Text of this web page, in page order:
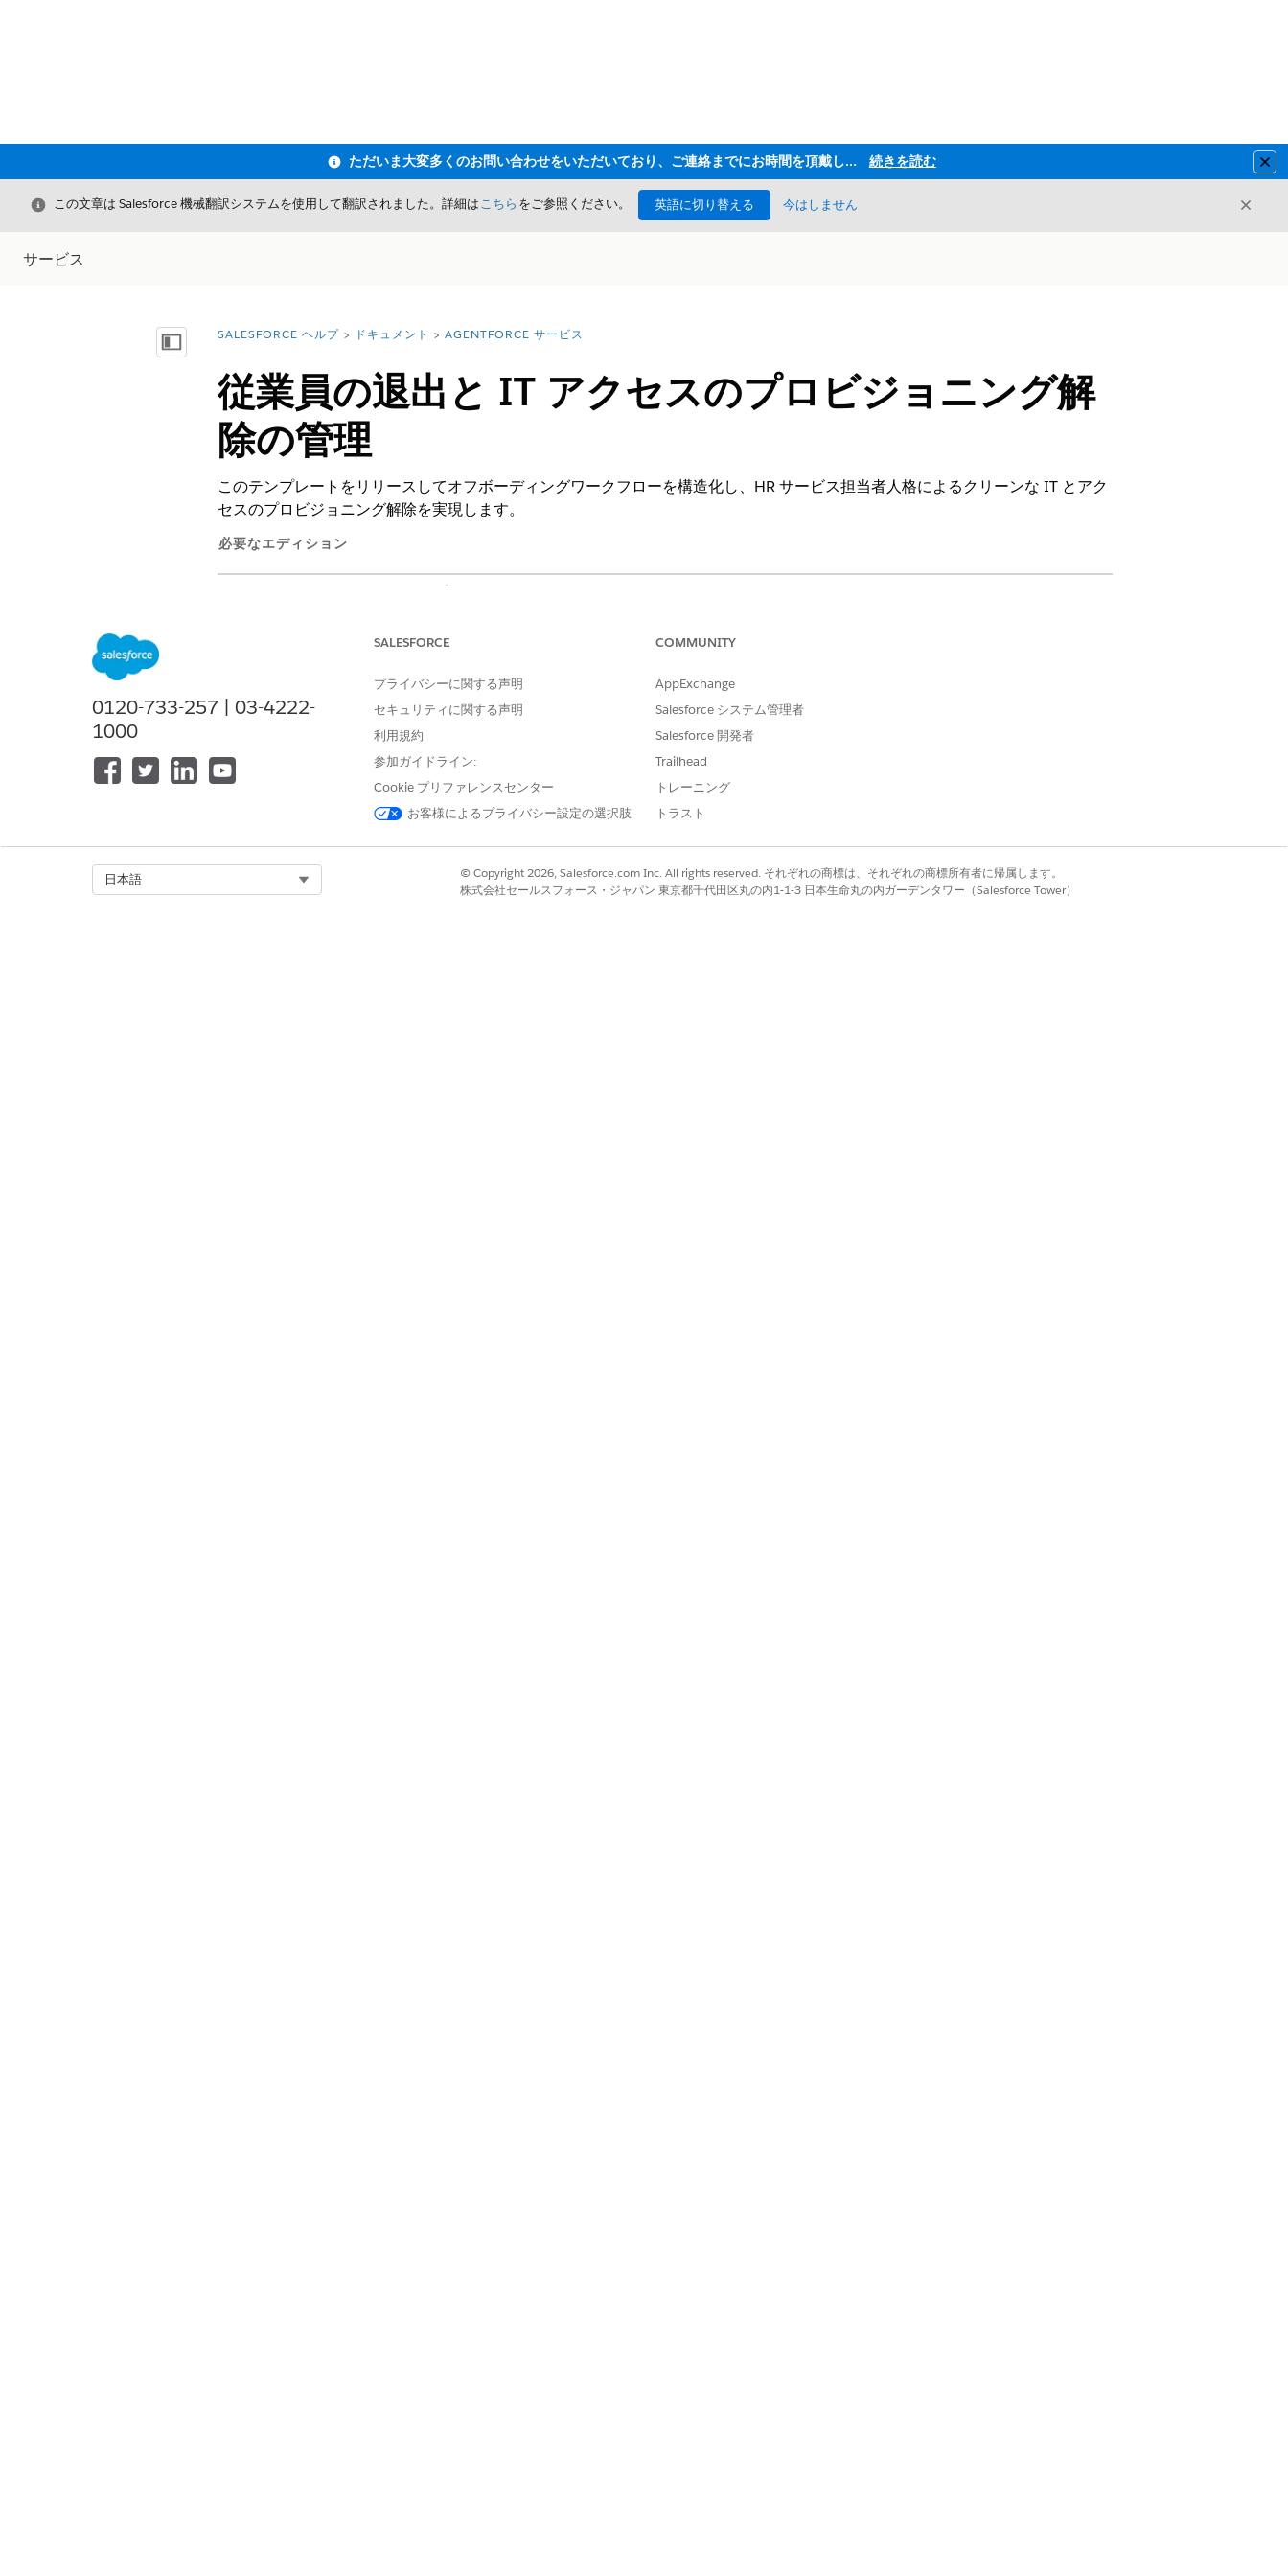
ただいま大変多くのお問い合わせをいただいており、ご連絡までにお時間を頂戴しております 続きを読む
閉じる
この文章は Salesforce 機械翻訳システムを使用して翻訳されました。詳細はこちら をご参照ください。 英語に切り替える 今はしません 閉じる
サービス
目次を表示詳細情報:
SALESFORCE ヘルプ ドキュメント AGENTFORCE サービス
従業員の退出と IT アクセスのプロビジョニング解
除の管理
このテンプレートをリリースしてオフボーディングワークフローを構造化し、HR サービス担当者人格によるクリーンな IT とアク
セスのプロビジョニング解除を実現します。
必要なエディション
サポートされているエディションを表示する
受入属性
このテンプレートの受入フォームでは、従業員から次の詳細を取得します。
従業員オフボーディング属性: 従業員、即時取り消しフラグ、すべてのシングルサインオンの取り消し、多要素認証係数のリセット。
履行と統合
このテンプレートには、15Five コネクタを使用してレコグニション成果を同期する事前設定済みのインテグレーションが含まれま
す。カスタムワークフローは、Flow Builder 内でさらに管理できます。
0120-733-257 | 03-4222-
1000
SALESFORCE
プライバシーに関する声明
セキュリティに関する声明
利用規約
参加ガイドライン:
Cookie プリファレンスセンター
お客様によるプライバシー設定の選択肢
COMMUNITY
AppExchange
Salesforce システム管理者
Salesforce 開発者
Trailhead
トレーニング
トラスト
日本語
© Copyright 2026, Salesforce.com Inc. All rights reserved. それぞれの商標は、それぞれの商標所有者に帰属します。
株式会社セールスフォース・ジャパン 東京都千代田区丸の内1-1-3 日本生命丸の内ガーデンタワー（Salesforce Tower）